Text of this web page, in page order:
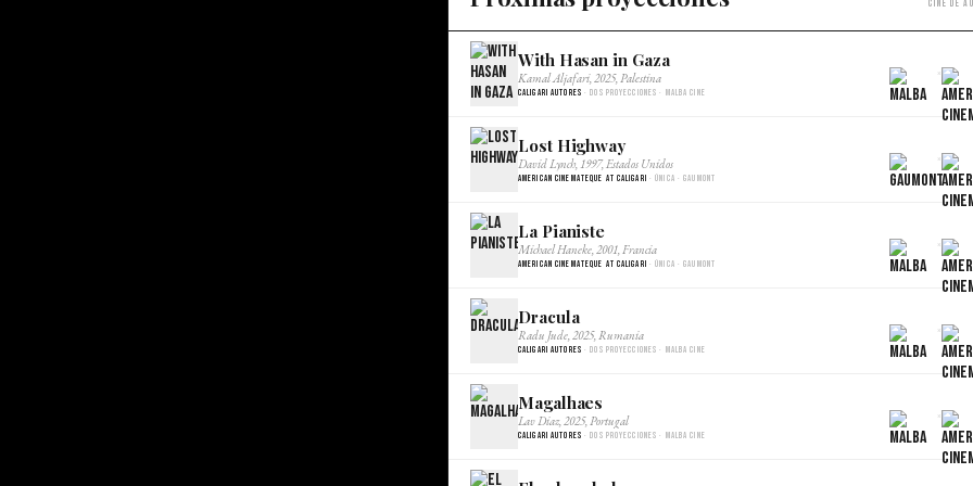
Cine de
With Hasan in Gaza
Kamal Aljafari, 2025, Palestina
Caligari Autores · Dos proyecciones · Malba Cine
×
Lost Highway
David Lynch, 1997, Estados Unidos
American Cinemateque at Caligari · Única · Gaumont
×
La Pianiste
Michael Haneke, 2001, Francia
American Cinemateque at Caligari · Única · Gaumont
×
Dracula
Radu Jude, 2025, Rumania
Caligari Autores · Dos proyecciones · Malba Cine
×
Magalhaes
Lav Diaz, 2025, Portugal
Caligari Autores · Dos proyecciones · Malba Cine
×